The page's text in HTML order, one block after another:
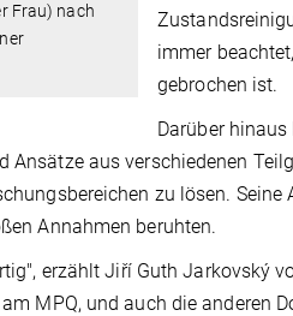
Frau) nach
immer
gebrochen ist.
Darüber
Ansätze aus verschiedenen
zu lösen.
Annahmen beruhten.
erzählt Jiří Guth Jarkovský
MPQ, und auch die anderen